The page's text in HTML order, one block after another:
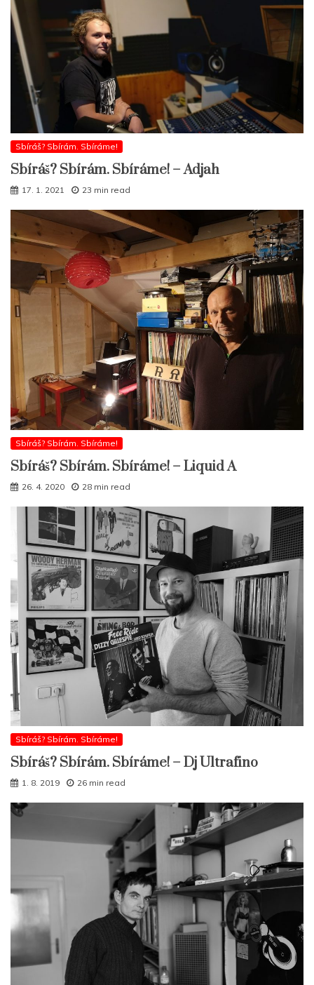
Sbíráš? Sbírám. Sbíráme!
Sbíráš? Sbírám. Sbíráme! – Adjah
17. 1. 2021 23 min read
Sbíráš? Sbírám. Sbíráme!
Sbíráš? Sbírám. Sbíráme! – Liquid A
26. 4. 2020 28 min read
Sbíráš? Sbírám. Sbíráme!
Sbíráš? Sbírám. Sbíráme! – Dj Ultrafino
1. 8. 2019 26 min read